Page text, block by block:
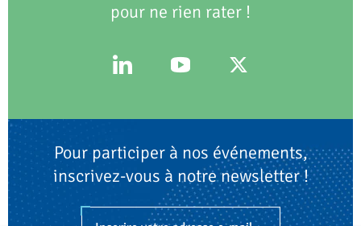
pour ne rien rater !
Pour participer à nos événements,
inscrivez-vous à notre newsletter !